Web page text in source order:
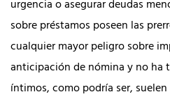
urgencia o asegurar deudas
sobre préstamos poseen las
cualquier mayor peligro sobre
anticipación de nómina y no ha
íntimos, como podrí­a ser,